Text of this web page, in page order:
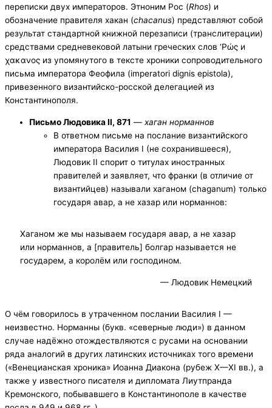
переписки двух императоров. Этноним Рос (Rhos) и
обозначение правителя хакан (chacanus) представляют собой
результат стандартной книжной перезаписи (транслитерации)
средствами средневековой латыни греческих слов ‘Ρώς и
χακανος из упомянутого в тексте хроники сопроводительного
письма императора Феофила (imperatori dignis epistola),
привезенного византийско-росской делегацией из
Константинополя.
Письмо Людовика II, 871 — хаган норманнов
В ответном письме на послание византийского
императора Василия I (не сохранившееся),
Людовик II спорит о титулах иностранных
правителей и заявляет, что франки (в отличие от
византийцев) называли хаганом (chaganum) только
государя авар, а не хазар или норманнов:
Хаганом же мы называем государя авар, а не хазар
или норманнов, а [правитель] болгар называется не
государем, а королём или господином.
— Людовик Немецкий
О чём говорилось в утраченном послании Василия I —
неизвестно. Норманны (букв. «северные люди») в данном
случае надёжно отождествляются с русами на основании
ряда аналогий в других латинских источниках того времени
(«Венецианская хроника» Иоанна Диакона (рубеж X—XI вв.), а
также у известного писателя и дипломата Лиутпранда
Кремонского, побывавшего в Константинополе в качестве